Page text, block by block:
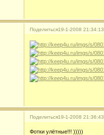
Поделиться19-1-2008 21:34:13
Поделиться19-1-2008 21:36:43
Фотки улётные!!! )))))